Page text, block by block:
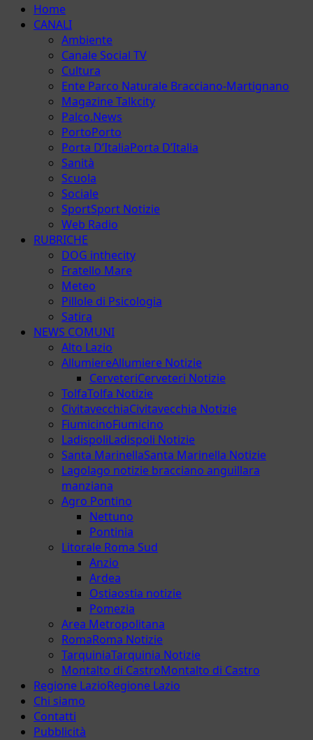
Menu
principale
Home
CANALI
Ambiente
Canale Social TV
Cultura
Ente Parco Naturale Bracciano-Martignano
Magazine Talkcity
Palco.News
PortoPorto
Porta D’ItaliaPorta D’Italia
Sanità
Scuola
Sociale
SportSport Notizie
Web Radio
RUBRICHE
DOG inthecity
Fratello Mare
Meteo
Pillole di Psicologia
Satira
NEWS COMUNI
Alto Lazio
AllumiereAllumiere Notizie
CerveteriCerveteri Notizie
TolfaTolfa Notizie
CivitavecchiaCivitavecchia Notizie
FiumicinoFiumicino
LadispoliLadispoli Notizie
Santa MarinellaSanta Marinella Notizie
Lagolago notizie bracciano anguillara
manziana
Agro Pontino
Nettuno
Pontinia
Litorale Roma Sud
Anzio
Ardea
Ostiaostia notizie
Pomezia
Area Metropolitana
RomaRoma Notizie
TarquiniaTarquinia Notizie
Montalto di CastroMontalto di Castro
Regione LazioRegione Lazio
Chi siamo
Contatti
Pubblicità